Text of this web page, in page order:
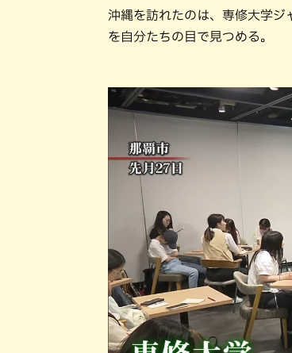
沖縄を訪れたのは、専修大学
を自分たちの目で見つめる。